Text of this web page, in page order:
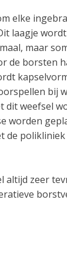
elke
laagje
maar
de borsten
bij
dit weefsel
worden
de polikliniek
altijd zeer